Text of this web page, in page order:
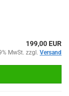
199,00 EUR
MwSt. zzgl. Versand